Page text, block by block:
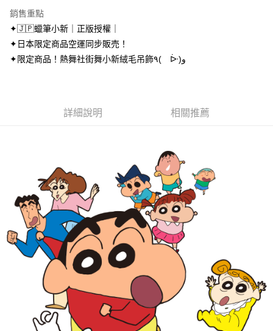
AFTEE先享後付
相關說明
AFTEE先享後付是「在收到商品之後才付款」的支付方式。 讓您購物簡單
３．安心：先確認商品／服務後，再付款。
結帳頁面，進行簡訊認證並確認金額後，即可完成結帳。
２．訂單成立數日內，您將收到繳費通知簡訊。
３．收到繳費通知簡訊後14天內，點擊此簡訊中的連結，可透過四大超商／
ATM／網路銀行／等多元方式進行付款，方視為交易完成。
※ 請注意：結帳手續完成當下不需立刻繳費，但若您需要取消訂單，請聯絡
購買商品的店家。未經商家同意取消之訂單仍視為有效，需透過AFTEE先享
後付繳納相關費用。
※ 交易是否成功請以「AFTEE先享後付 」之結帳頁面顯示為準，若有關於
是否繳費成功／繳費後需取消欲退款等相關疑問，請聯繫「AFTEE先享後付
客戶支援中心」 https://netprotections.freshdesk.com/support/home
【注意事項】
１．透過由恩沛科技股份有限公司提供之「AFTEE先享後付」服務完成之交
易，需依本服務之必要範圍內提供個人資料，並將交易相關給付款項請求債
權轉讓予恩沛科技股份有限公司。
２．關於個人資料處理事宜，請瀏覽以下網址：
https://aftee.tw/terms/#terms3
ATM付款
每筆NT$70，滿NT$699(含以上)免運費
7-11取貨付款
每筆NT$70，滿NT$899(含以上)免運費
付款後7-11取貨
每筆NT$70，滿NT$899(含以上)免運費
每筆NT$80，滿NT$899(含以上)免運費
國家/地區配送 查看運費
銷售重點
✦🇯🇵蠟筆小新｜正版授權｜
✦日本限定商品空運同步販売！
✦限定商品！熱舞社街舞小新絨毛吊飾٩( ᐕ)و
詳細說明 相關推薦